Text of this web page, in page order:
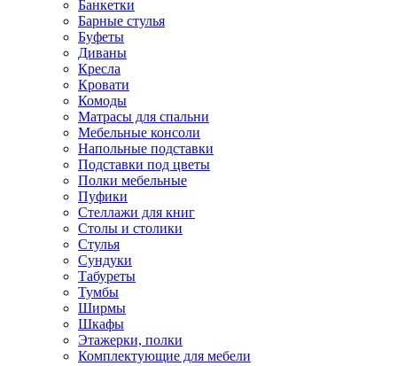
Банкетки
Барные стулья
Буфеты
Диваны
Кресла
Кровати
Комоды
Матрасы для спальни
Мебельные консоли
Напольные подставки
Подставки под цветы
Полки мебельные
Пуфики
Стеллажи для книг
Столы и столики
Стулья
Сундуки
Табуреты
Тумбы
Ширмы
Шкафы
Этажерки, полки
Комплектующие для мебели